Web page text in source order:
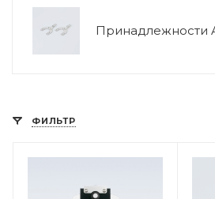
Принадлежности
ФИЛЬТР